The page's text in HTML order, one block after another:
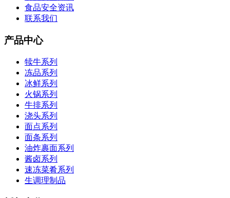
食品安全资讯
联系我们
产品中心
犊牛系列
冻品系列
冰鲜系列
火锅系列
牛排系列
浇头系列
面点系列
面条系列
油炸裹面系列
酱卤系列
速冻菜肴系列
生调理制品